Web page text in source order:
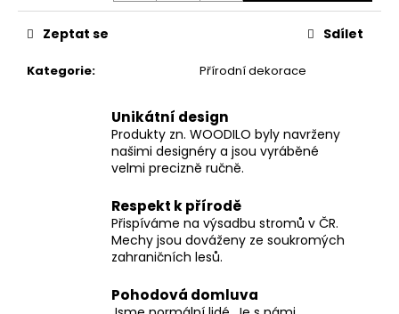
Kategorie: Přírodní dekorace
Zeptat se Sdílet
Unikátní design
Produkty zn. WOODILO byly navrženy
našimi designéry a jsou vyráběné
velmi precizně ručně.
Respekt k přírodě
Přispíváme na výsadbu stromů v ČR.
Mechy jsou dováženy ze soukromých
zahraničních lesů.
Pohodová domluva